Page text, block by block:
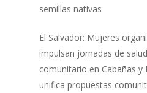
semillas nativas
El Salvador: Mujeres
impulsan jornadas de
comunitario en Cabañas y
unifica propuestas